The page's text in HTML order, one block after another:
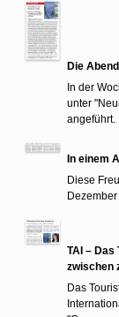
Die
In der
unter
angeführt.
In einem
Diese
TAI – Das
zwischen
Das